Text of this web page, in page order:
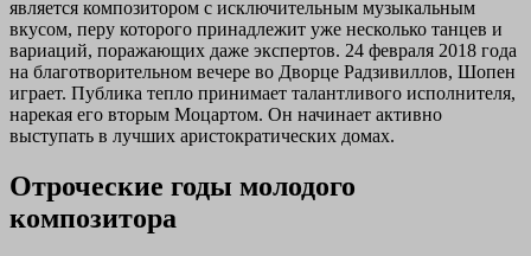
является композитором с исключительным музыкальным
вкусом, перу которого принадлежит уже несколько танцев и
вариаций, поражающих даже экспертов. 24 февраля 2018 года
на благотворительном вечере во Дворце Радзивиллов, Шопен
играет. Публика тепло принимает талантливого исполнителя,
нарекая его вторым Моцартом. Он начинает активно
выступать в лучших аристократических домах.
Отроческие годы молодого
композитора